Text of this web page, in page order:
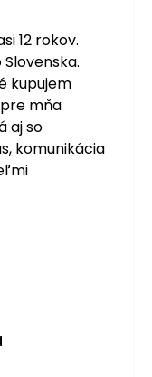
12 rokov.
kupujem
mňa
aj so
komunikácia
z 5 hviezdičiek.
z 5 hviezdičiek.